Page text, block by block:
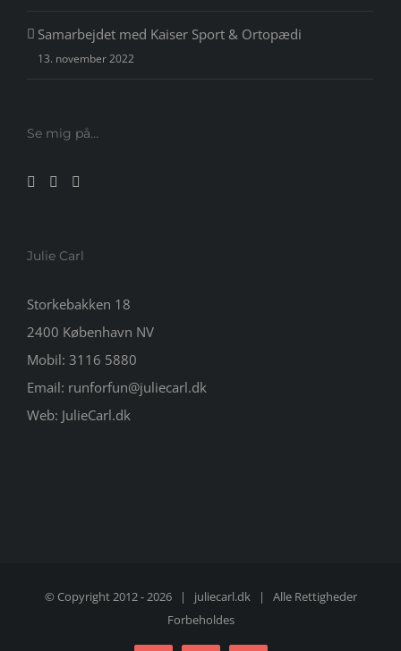
Samarbejdet med Kaiser Sport & Ortopædi
13. november 2022
Se mig på…
Julie Carl
Storkebakken 18
2400 København NV
Mobil: 3116 5880
Email: runforfun@juliecarl.dk
Web: JulieCarl.dk
© Copyright 2012 -2026 | juliecarl.dk| Alle Rettigheder
Forbeholdes